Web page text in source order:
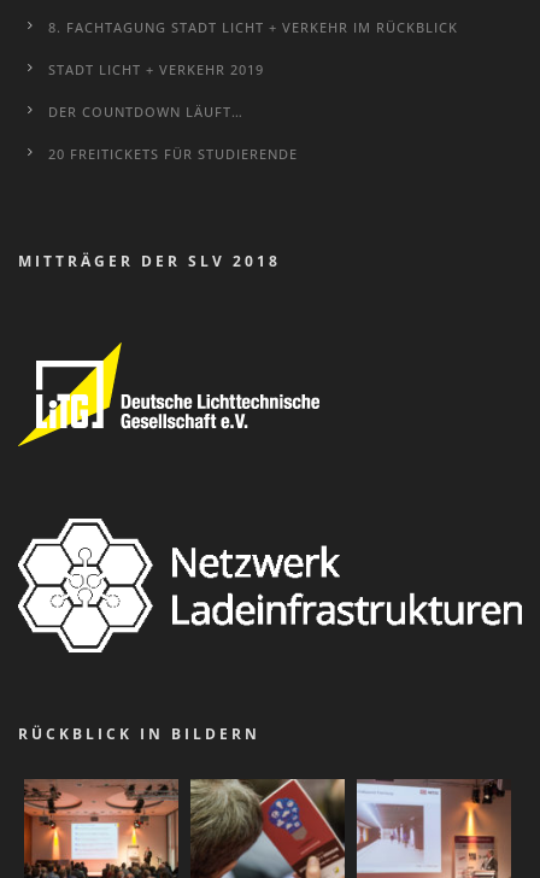
8. FACHTAGUNG STADT LICHT + VERKEHR IM RÜCKBLICK
STADT LICHT + VERKEHR 2019
DER COUNTDOWN LÄUFT…
20 FREITICKETS FÜR STUDIERENDE
MITTRÄGER DER SLV 2018
RÜCKBLICK IN BILDERN